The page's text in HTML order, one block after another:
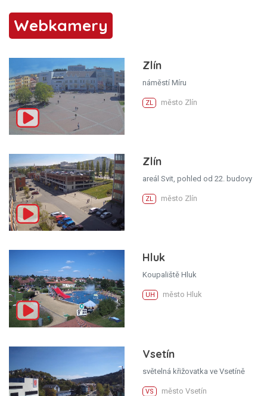
Webkamery
Zlín
náměstí Míru
ZL město Zlín
Zlín
areál Svit, pohled od 22. budovy
ZL město Zlín
Hluk
Koupaliště Hluk
UH město Hluk
Vsetín
světelná křižovatka ve Vsetíně
VS město Vsetín